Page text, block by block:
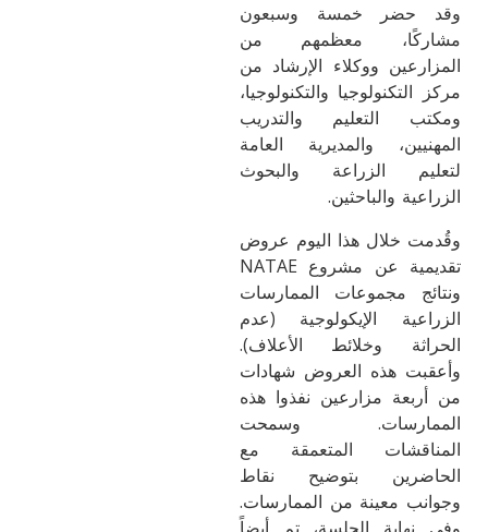
وقد حضر خمسة وسبعون
مشاركًا، معظمهم من
المزارعين ووكلاء الإرشاد من
مركز التكنولوجيا والتكنولوجيا،
ومكتب التعليم والتدريب
المهنيين، والمديرية العامة
لتعليم الزراعة والبحوث
الزراعية والباحثين.
وقُدمت خلال هذا اليوم عروض
تقديمية عن مشروع NATAE
ونتائج مجموعات الممارسات
الزراعية الإيكولوجية (عدم
الحراثة وخلائط الأعلاف).
وأعقبت هذه العروض شهادات
من أربعة مزارعين نفذوا هذه
الممارسات. وسمحت
المناقشات المتعمقة مع
الحاضرين بتوضيح نقاط
وجوانب معينة من الممارسات.